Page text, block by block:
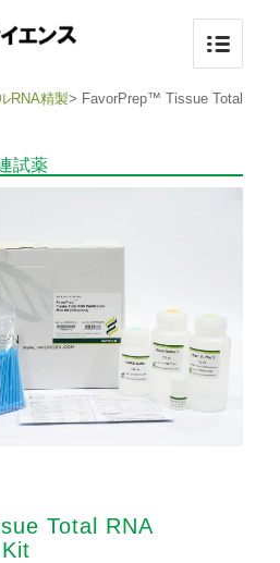
RNA精製> FavorPrep™ Tissue Total
試薬
Total RNA